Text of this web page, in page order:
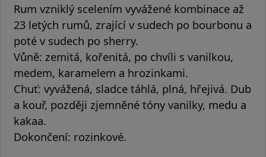
Rum vzniklý scelením vyvážené kombinace až
23 letých rumů, zrající v sudech po bourbonu a
poté v sudech po sherry.
Vůně: zemitá, kořenitá, po chvíli s vanilkou,
medem, karamelem a hrozinkami.
Chuť: vyvážená, sladce táhlá, plná, hřejivá. Dub
a kouř, později zjemněné tóny vanilky, medu a
kakaa.
Dokončení: rozinkové.